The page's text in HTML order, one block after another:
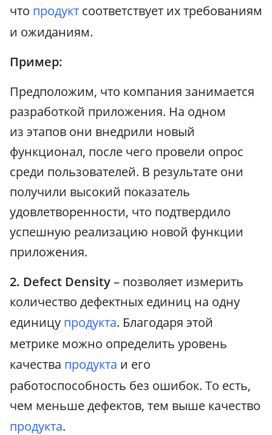
что продукт соответствует их требованиям
и ожиданиям.
Пример:
Предположим, что компания занимается
разработкой приложения. На одном
из этапов они внедрили новый
функционал, после чего провели опрос
среди пользователей. В результате они
получили высокий показатель
удовлетворенности, что подтвердило
успешную реализацию новой функции
приложения.
2. Defect Density– позволяет измерить
количество дефектных единиц на одну
единицу продукта. Благодаря этой
метрике можно определить уровень
качества продукта и его
работоспособность без ошибок. То есть,
чем меньше дефектов, тем выше качество
продукта.